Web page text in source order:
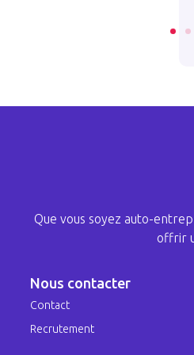
Que vous soyez auto-
offrir
Nous contacter
Contact
Recrutement